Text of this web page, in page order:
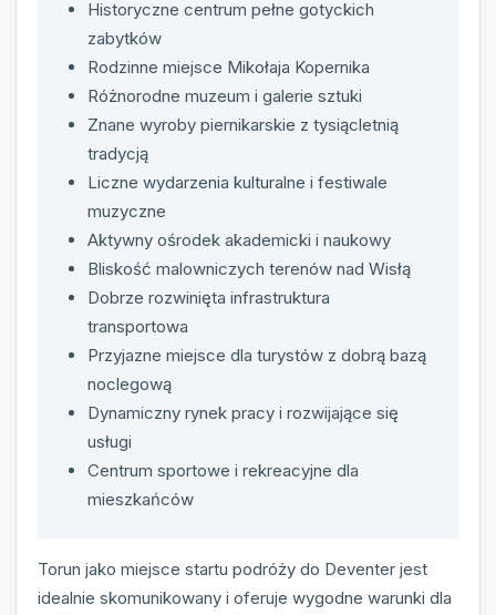
Historyczne centrum pełne gotyckich
zabytków
Rodzinne miejsce Mikołaja Kopernika
Różnorodne muzeum i galerie sztuki
Znane wyroby piernikarskie z tysiącletnią
tradycją
Liczne wydarzenia kulturalne i festiwale
muzyczne
Aktywny ośrodek akademicki i naukowy
Bliskość malowniczych terenów nad Wisłą
Dobrze rozwinięta infrastruktura
transportowa
Przyjazne miejsce dla turystów z dobrą bazą
noclegową
Dynamiczny rynek pracy i rozwijające się
usługi
Centrum sportowe i rekreacyjne dla
mieszkańców
Torun jako miejsce startu podróży do Deventer jest
idealnie skomunikowany i oferuje wygodne warunki dla